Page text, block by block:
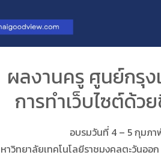
ผลงานครู ศูนย์กรุ
การทำเว็บไซต์ด้ว
อบรมวันที่ 4 – 5 กุมภ
วิทยาลัยเทคโนโลยีราชมงคลตะวันออ